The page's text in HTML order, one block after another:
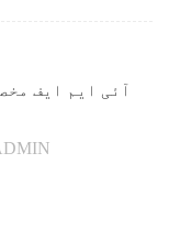
آئی ایم ایف